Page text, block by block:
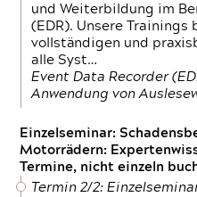
und Weiterbildung im
(EDR). Unsere Trainings
vollständigen und
alle Syst…
Event Data Recorder
Anwendung von
Einzelseminar:
Motorrädern:
Termine, nicht einzeln
Termin 2/2: